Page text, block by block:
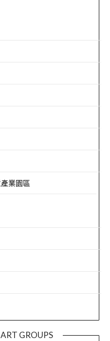
業園區
GROUPS